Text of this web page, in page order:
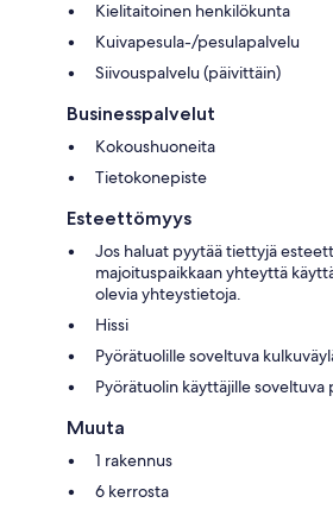
Kielitaitoinen henkilökunta
Kuivapesula-/pesulapalvelu
Siivouspalvelu (päivittäin)
Businesspalvelut
Kokoushuoneita
Tietokonepiste
Esteettömyys
Jos haluat pyytää tiettyjä
majoituspaikkaan yhteyttä
olevia yhteystietoja.
Hissi
Pyörätuolille soveltuva
Pyörätuolin käyttäjille soveltuva
Muuta
1 rakennus
6 kerrosta